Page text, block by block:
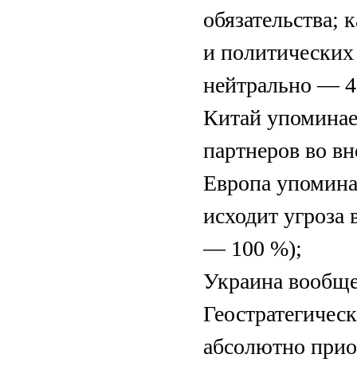
обязательства;
и
нейтрально —
Китай
партнеров во
Европа
исходит угроза
— 100 %);
Украина
абсолютно